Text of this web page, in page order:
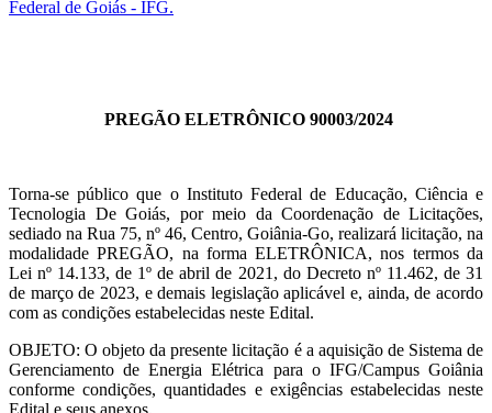
Federal de Goiás - IFG.
PREGÃO ELETRÔNICO 90003/2024
Torna-se público que o Instituto Federal de Educação, Ciência e
Tecnologia De Goiás, por meio da Coordenação de Licitações,
sediado na Rua 75, nº 46, Centro, Goiânia-Go, realizará licitação, na
modalidade PREGÃO, na forma ELETRÔNICA, nos termos da
Lei nº 14.133, de 1º de abril de 2021, do Decreto nº 11.462, de 31
de março de 2023, e demais legislação aplicável e, ainda, de acordo
com as condições estabelecidas neste Edital.
OBJETO: O objeto da presente licitação é a aquisição de Sistema de
Gerenciamento de Energia Elétrica para o IFG/Campus Goiânia
conforme condições, quantidades e exigências estabelecidas neste
Edital e seus anexos.